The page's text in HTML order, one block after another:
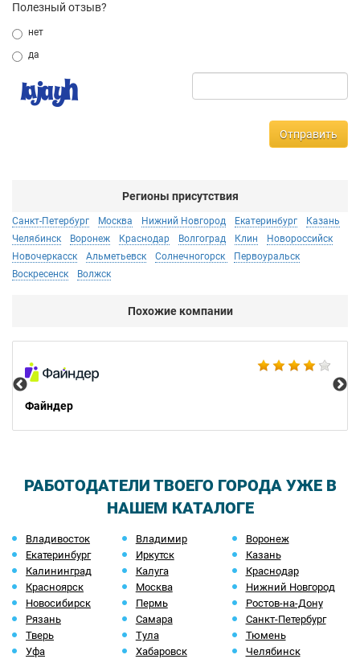
Полезный отзыв?
нет
да
Отправить
Регионы присутствия
Санкт-Петербург Москва Нижний Новгород Екатеринбург
Казань
Челябинск
Воронеж Краснодар Волгоград Клин
Новороссийск
Новочеркасск
Альметьевск Солнечногорск
Первоуральск
Воскресенск
Волжск
Похожие компании
Файндер
РАБОТОДАТЕЛИ ТВОЕГО ГОРОДА УЖЕ В
НАШЕМ КАТАЛОГЕ
Владивосток Владимир
Воронеж
Екатеринбург
Иркутск
Казань
Калининград
Калуга
Краснодар
Красноярск
Москва
Нижний Новгород
Новосибирск
Пермь
Ростов-на-Дону
Рязань
Самара
Санкт-Петербург
Тверь
Тула
Тюмень
Уфа
Хабаровск Челябинск